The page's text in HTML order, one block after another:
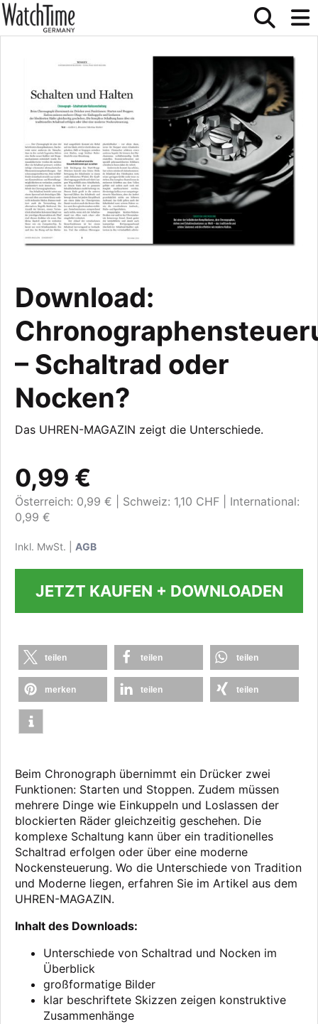
Download:
– Schaltrad oder
Nocken?
Das UHREN-MAGAZIN zeigt die Unterschiede.
0,99 €
Österreich: 0,99 € Schweiz: 1,10 CHF
International:
0,99 €
Inkl. MwSt. | AGB
JETZT KAUFEN + DOWNLOADEN
teilen teilen teilen
merken teilen teilen
Beim Chronograph übernimmt ein Drücker zwei
Funktionen: Starten und Stoppen. Zudem müssen
mehrere Dinge wie Einkuppeln und Loslassen der
blockierten Räder gleichzeitig geschehen. Die
komplexe Schaltung kann über ein traditionelles
Schaltrad erfolgen oder über eine moderne
Nockensteuerung. Wo die Unterschiede von Tradition
und Moderne liegen, erfahren Sie im Artikel aus dem
UHREN-MAGAZIN.
Inhalt des Downloads:
Unterschiede von Schaltrad und Nocken im
Überblick
großformatige Bilder
klar beschriftete Skizzen zeigen konstruktive
Zusammenhänge